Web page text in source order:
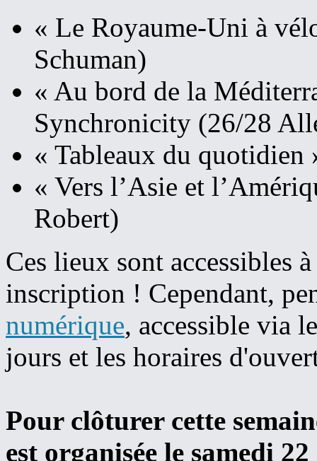
« Le Royaume-Uni à
Schuman)
« Au bord de la
Synchronicity (26/28
« Tableaux du quotidien
« Vers l’Asie et
Robert)
Ces lieux sont accessibles
inscription ! Cependant,
numérique, accessible via
jours et les horaires
Pour clôturer cette
est organisée le samedi